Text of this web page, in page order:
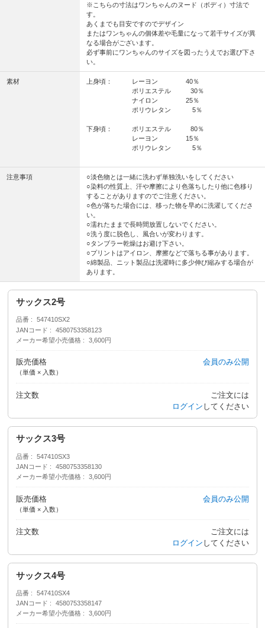
※こちらの寸法はワンちゃんのヌード（ボディ）寸法で
す。
あくまでも目安ですのでデザイン
またはワンちゃんの個体差や毛量になって若干サイズが異
なる場合がございます。
必ず事前にワンちゃんのサイズを図ったうえでお選び下さ
い。
素材
上身頃： レーヨン 40％
ポリエステル 30％
ナイロン 25％
ポリウレタン 5％
下身頃： ポリエステル 80％
レーヨン 15％
ポリウレタン 5％
注意事項
○淡色物とは一緒に洗わず単独洗いをしてください
○染料の性質上、汗や摩擦により色落ちしたり他に色移り
することがありますのでご注意ください。
○色が落ちた場合には、移った物を早めに洗濯してくださ
い。
○濡れたままで長時間放置しないでください。
○洗う度に脱色し、風合いが変わります。
○タンブラー乾燥はお避け下さい。
○プリントはアイロン、摩擦などで落ちる事があります。
○綿製品、ニット製品は洗濯時に多少伸び縮みする場合が
あります。
サックス2号
品番
547410SX2
JANコード
4580753358123
メーカー希望小売価格
3,600円
販売価格
（単価 × 入数）
会員のみ公開
注文数
ご注文には
ログイン してください
サックス3号
品番
547410SX3
JANコード
4580753358130
メーカー希望小売価格
3,600円
販売価格
（単価 × 入数）
会員のみ公開
注文数
ご注文には
ログイン してください
サックス4号
品番
547410SX4
JANコード
4580753358147
メーカー希望小売価格
3,600円